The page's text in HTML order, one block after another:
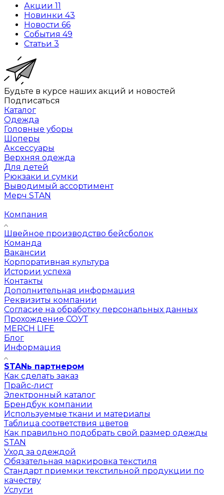
Акции 11
Новинки 43
Новости 66
События 49
Статьи 3
Будьте в курсе наших акций и новостей
Подписаться
Каталог
Одежда
Головные уборы
Шоперы
Аксессуары
Верхняя одежда
Для детей
Рюкзаки и сумки
Выводимый ассортимент
Мерч STAN
Компания
Швейное производство бейсболок
Команда
Вакансии
Корпоративная культура
Истории успеха
Контакты
Дополнительная информация
Реквизиты компании
Согласие на обработку персональных данных
Прохождение СОУТ
MERCH LIFE
Блог
Информация
STANь партнером
Как сделать заказ
Прайс-лист
Электронный каталог
Брендбук компании
Используемые ткани и материалы
Таблица соответствия цветов
Как правильно подобрать свой размер одежды
STAN
Уход за одеждой
Обязательная маркировка текстиля
Стандарт приемки текстильной продукции по
качеству
Услуги